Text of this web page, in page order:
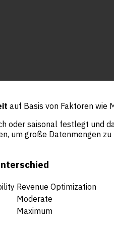
auf Basis von Faktoren wie
saisonal festlegt und
um große Datenmengen
Revenue Optimization
Moderate
Maximum